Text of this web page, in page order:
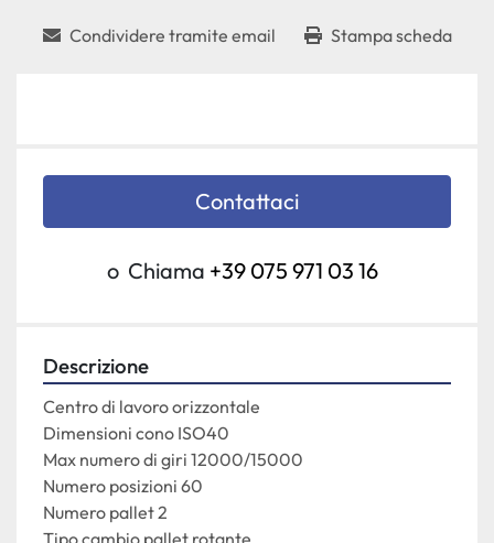
Condividere tramite email Stampa scheda
Contattaci
o Chiama +39 075 971 03 16
Descrizione
Centro di lavoro orizzontale
Dimensioni cono ISO40
Max numero di giri 12000/15000
Numero posizioni 60
Numero pallet 2